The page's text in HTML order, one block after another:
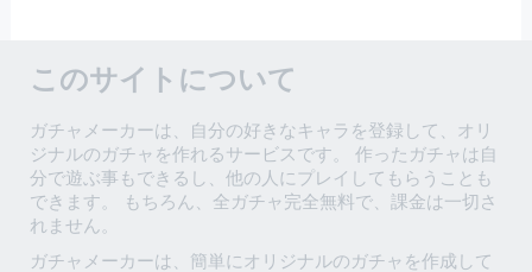
このサイトについて
ガチャメーカーは、自分の好きなキャラを登録して、オリ
ジナルのガチャを作れるサービスです。 作ったガチャは自
分で遊ぶ事もできるし、他の人にプレイしてもらうことも
できます。 もちろん、全ガチャ完全無料で、課金は一切さ
れません。
ガチャメーカーは、簡単にオリジナルのガチャを作成して